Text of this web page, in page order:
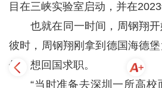
目在三峡实验室启动，并在2023
也就在同一时间，周钢翔开
彼时，周钢翔刚拿到德国海德
位，想回国求职。
“当时准备去深圳一所高